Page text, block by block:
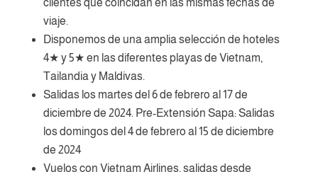
clientes que coincidan en las mismas fechas de
viaje.
Disponemos de una amplia selección de hoteles
4★ y 5★ en las diferentes playas de Vietnam,
Tailandia y Maldivas.
Salidas los martes del 6 de febrero al 17 de
diciembre de 2024. Pre-Extensión Sapa: Salidas
los domingos del 4 de febrero al 15 de diciembre
de 2024
Vuelos con Vietnam Airlines, salidas desde